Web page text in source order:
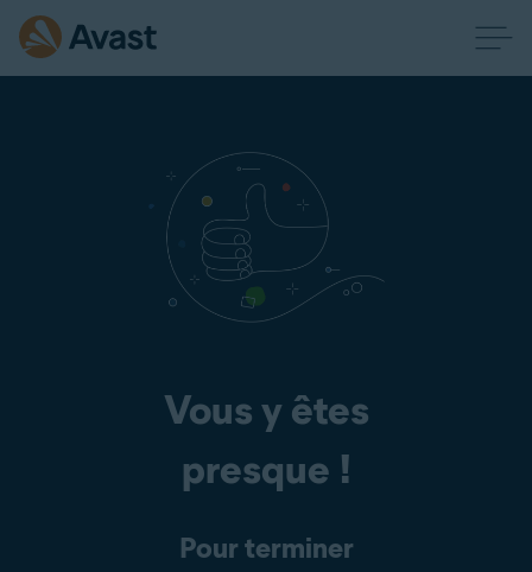
Vous y êtes
presque !
Pour terminer